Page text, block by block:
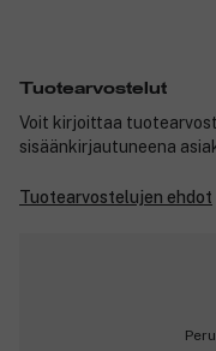
Tuotearvostelut
Voit kirjoittaa
sisäänkirjautuneena
Tuotearvostelujen ehdot